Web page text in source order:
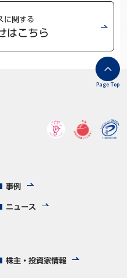
に関する
はこちら
事例
ニュース
株主・投資家情報
Page Top